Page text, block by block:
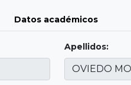
Datos académicos
Apellidos: